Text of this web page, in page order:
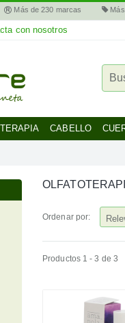
Más de 230 marcas Más
con nosotros
CABELLO
Ordenar por:
Productos 1 - 3 de 3